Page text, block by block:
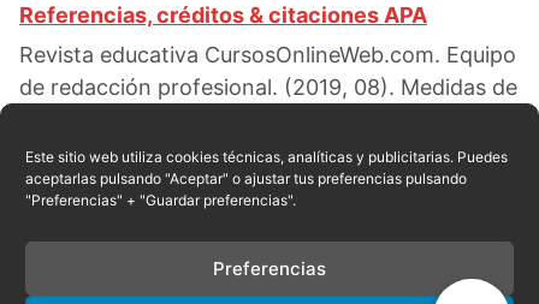
Este sitio web utiliza cookies técnicas, analíticas y publicitarias. Puedes
aceptarlas pulsando "Aceptar" o ajustar tus preferencias pulsando
"Preferencias" + "Guardar preferencias".
Preferencias
Referencias, créditos & citaciones APA
Revista educativa CursosOnlineWeb.com. Equipo
de redacción profesional. (2019, 08). Medidas de
L. Valdez. Obtenido en fecha 08, 2026, desde el
sitio web:
https://cursosonlineweb.com/medidas-de-
seguridad-en-el-laboratorio.html